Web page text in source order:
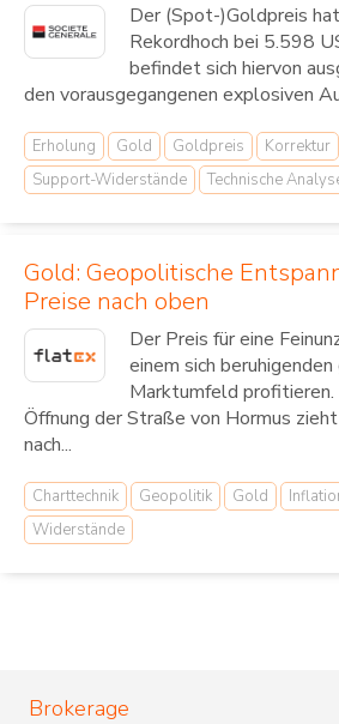
Der (Spot-)Goldpreis
Rekordhoch bei 5.598
befindet sich hiervon
den vorausgegangenen explosiven
Erholung Gold Goldpreis
Korrektur
Support-Widerstände
Technische
Gold: Geopolitische
Preise nach oben
Der Preis für eine
einem sich
Marktumfeld profitieren.
Öffnung der Straße von Hormus
nach...
Charttechnik Geopolitik Gold
Widerstände
Brokerage